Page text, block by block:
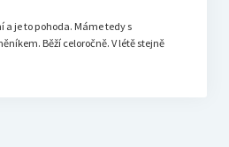
je to pohoda. Máme tedy s
Běží celoročně. V létě stejně